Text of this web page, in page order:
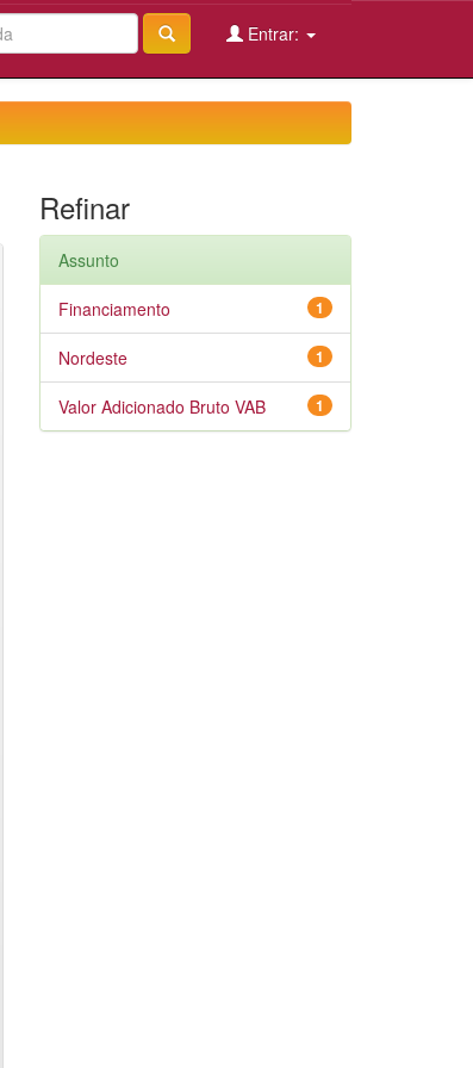
Entrar:
Refinar
Assunto
1
Financiamento
1
Nordeste
1
Valor Adicionado Bruto VAB